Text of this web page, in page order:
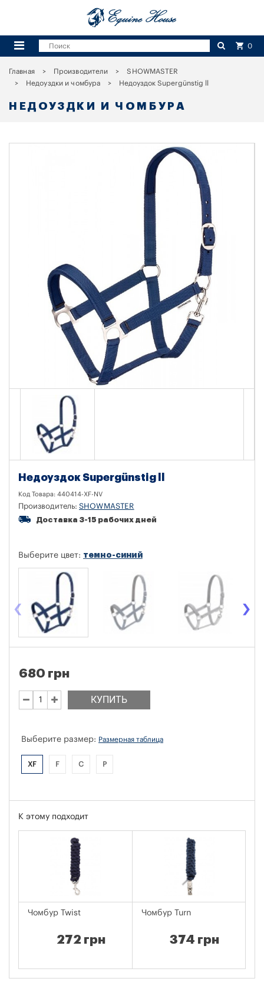
0
Главная Производители
SHOWMASTER
Недоуздки и чомбура
Недоуздок Supergünstig ll
НЕДОУЗДКИ И ЧОМБУРА
Недоуздок Supergünstig ll
Код Товара: 440414-XF-NV
Производитель: SHOWMASTER
Доставка 3-15 рабочих дней
Выберите цвет: темно-синий
‹ ›
КУПИТЬ
680 грн
Выберите размер: Размерная таблица
XF F C P
К этому подходит
Чомбур Twist
272 грн
Чомбур Turn
374 грн